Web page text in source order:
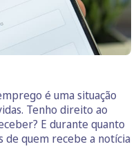
é uma situação
Tenho direito ao
E durante quanto
de quem recebe a notícia